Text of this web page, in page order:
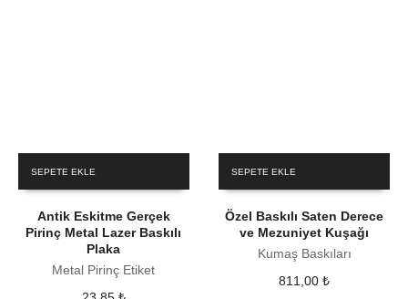
SEPETE EKLE
Antik Eskitme Gerçek
Pirinç Metal Lazer Baskılı
Plaka
Metal Pirinç Etiket
SEPETE EKLE
Özel Baskılı Saten Derece
ve Mezuniyet Kuşağı
Kumaş Baskıları
811,00₺